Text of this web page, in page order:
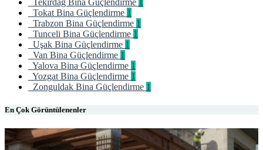
Tekirdağ Bina Güçlendirme 1
Tokat Bina Güçlendirme 1
Trabzon Bina Güçlendirme 1
Tunceli Bina Güçlendirme 1
Uşak Bina Güçlendirme 1
Van Bina Güçlendirme 1
Yalova Bina Güçlendirme 1
Yozgat Bina Güçlendirme 1
Zonguldak Bina Güçlendirme 1
En Çok Görüntülenenler